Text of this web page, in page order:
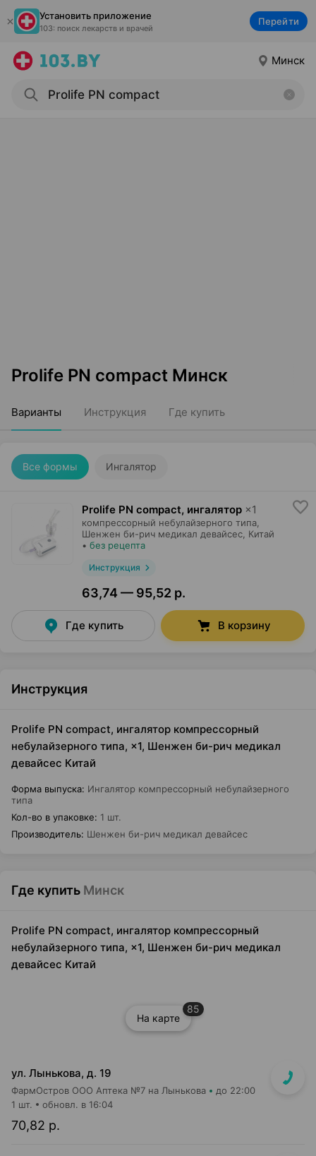
Установить приложение
103: поиск лекарств и врачей
Перейти
Минск
Prolife PN compact Минск
Варианты Инструкция Где купить
Все формы Ингалятор
Prolife PN compact, ингалятор ×1
компрессорный небулайзерного типа,
Шенжен би-рич медикал девайсес , Китай
• без рецепта
Инструкция
63,74 — 95,52 р.
Где купить В корзину
Инструкция
Prolife PN compact, ингалятор компрессорный
небулайзерного типа, ×1, Шенжен би-рич медикал
девайсес Китай
Форма выпуска: Ингалятор компрессорный небулайзерного
типа
Кол-во в упаковке: 1 шт.
Производитель: Шенжен би-рич медикал девайсес
Где купить Минск
Prolife PN compact, ингалятор компрессорный
небулайзерного типа, ×1, Шенжен би-рич медикал
девайсес Китай
На карте
85
ул. Лынькова, д. 19
ФармОстров ООО Аптека №7 на Лынькова до 22:00
70,82 р.
1 шт. обновл. в 16:04